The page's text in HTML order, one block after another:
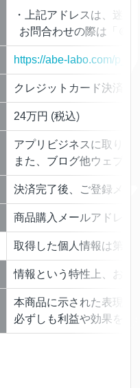
・上記アドレスは、迷
お問合わせの際は「＠
https://abe-labo.com/
クレジットカード決済・
24万円 (税込)
アプリビジネスに取り
また、ブログ他ウェブ
決済完了後、ご登録メー
商品購入メールアドレス
取得した個人情報は第三
情報という特性上、お客
本商品に示された表現や
必ずしも利益や効果を保